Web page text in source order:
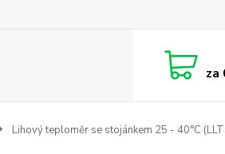
za
Lihový teploměr se stojánkem 25 - 40°C